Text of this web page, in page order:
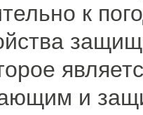
к
и